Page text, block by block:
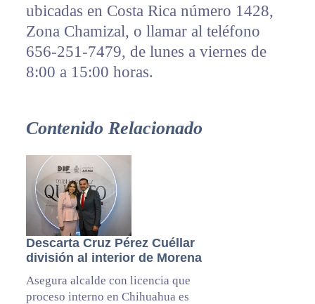
ubicadas en Costa Rica número 1428,
Zona Chamizal, o llamar al teléfono
656-251-7479, de lunes a viernes de
8:00 a 15:00 horas.
Contenido Relacionado
Descarta Cruz Pérez Cuéllar
división al interior de Morena
Asegura alcalde con licencia que
proceso interno en Chihuahua es